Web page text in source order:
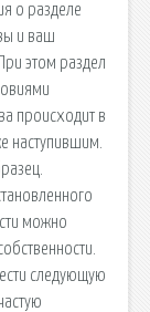
о разделе
и ваш
этом раздел
происходит в
наступившим.
можно
следующую